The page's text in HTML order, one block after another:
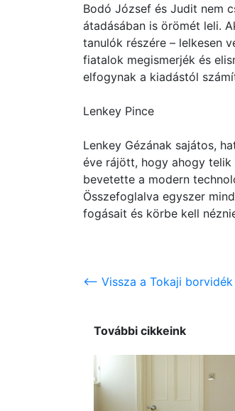
Bodó József és Judit nem
átadásában is örömét leli.
tanulók részére – lelkesen
fiatalok megismerjék és
elfogynak a kiadástól
Lenkey Pince
Lenkey Gézának sajátos,
éve rájött, hogy ahogy
bevetette a modern
Összefoglalva egyszer
fogásait és körbe kell
<-- Vissza a Tokaji
További cikkeink